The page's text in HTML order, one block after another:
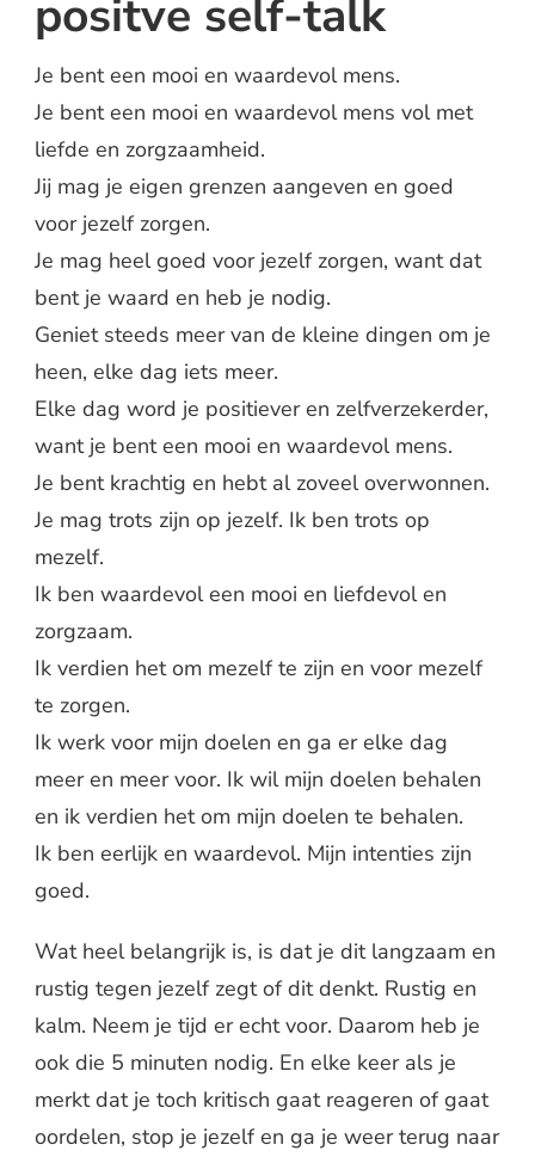
positve self-talk
Je bent een mooi en waardevol mens.
Je bent een mooi en waardevol mens vol met
liefde en zorgzaamheid.
Jij mag je eigen grenzen aangeven en goed
voor jezelf zorgen.
Je mag heel goed voor jezelf zorgen, want dat
bent je waard en heb je nodig.
Geniet steeds meer van de kleine dingen om je
heen, elke dag iets meer.
Elke dag word je positiever en zelfverzekerder,
want je bent een mooi en waardevol mens.
Je bent krachtig en hebt al zoveel overwonnen.
Je mag trots zijn op jezelf. Ik ben trots op
mezelf.
Ik ben waardevol een mooi en liefdevol en
zorgzaam.
Ik verdien het om mezelf te zijn en voor mezelf
te zorgen.
Ik werk voor mijn doelen en ga er elke dag
meer en meer voor. Ik wil mijn doelen behalen
en ik verdien het om mijn doelen te behalen.
Ik ben eerlijk en waardevol. Mijn intenties zijn
goed.
Wat heel belangrijk is, is dat je dit langzaam en
rustig tegen jezelf zegt of dit denkt. Rustig en
kalm. Neem je tijd er echt voor. Daarom heb je
ook die 5 minuten nodig. En elke keer als je
merkt dat je toch kritisch gaat reageren of gaat
oordelen, stop je jezelf en ga je weer terug naar